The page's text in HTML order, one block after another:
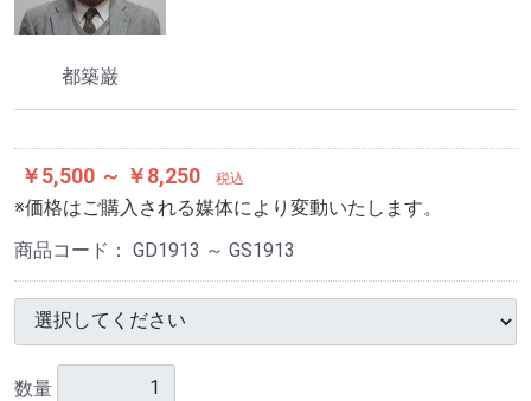
都築巌
￥5,500 ～ ￥8,250 税込
※価格はご購入される媒体により変動いたします。
商品コード： GD1913 ～ GS1913
数量